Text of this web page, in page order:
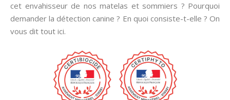
cet envahisseur de nos matelas et sommiers ? Pourquoi
demander la détection canine ? En quoi consiste-t-elle ? On
vous dit tout ici.